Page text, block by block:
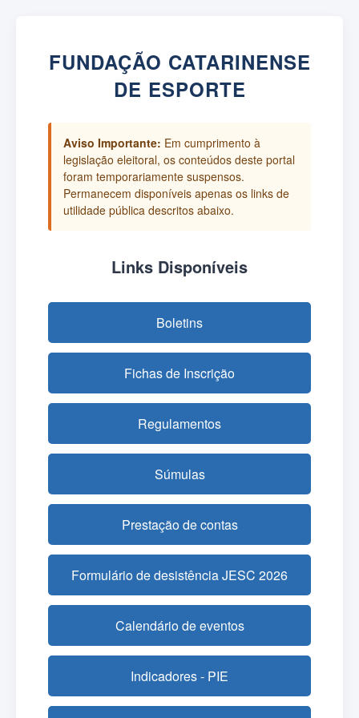
FUNDAÇÃO CATARINENSE
DE ESPORTE
Aviso Importante: Em cumprimento à
legislação eleitoral, os conteúdos deste portal
foram temporariamente suspensos.
Permanecem disponíveis apenas os links de
utilidade pública descritos abaixo.
Links Disponíveis
Boletins
Fichas de Inscrição
Regulamentos
Súmulas
Prestação de contas
Formulário de desistência JESC 2026
Calendário de eventos
Indicadores - PIE